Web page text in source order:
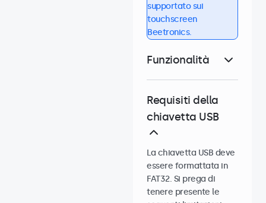
supportato sui
touchscreen
Beetronics.
Funzionalità
Requisiti della
chiavetta USB
La chiavetta USB deve
essere formattata in
FAT32. Si prega di
tenere presente le